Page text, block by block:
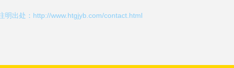
明出处：http://www.htgjyb.com/contact.html